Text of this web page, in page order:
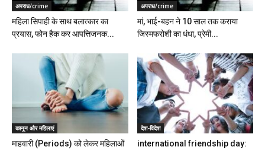
अपराध/crime
महिला सिपाही के साथ बलात्कार का
प्रयास, फोन हैक कर आपत्तिजनक...
अपराध/crime
मां, भाई-बहन ने 10 साल तक कराया
जिस्मफरोशी का धंधा, प्रेमी...
कानून और महिलाएं
माहवारी (Periods) को लेकर महिलाओं
देश-विदेश
international friendship day: